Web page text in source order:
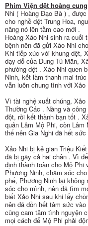
Phim Viện dệt hoàng cung
Nhi ( Hoàng Đạo Bà ) ,
cho nghề dệt Trung Hoa,
nâng nó lên tầm cao mới .
Hoàng Xảo Nhi sinh ra
bệnh nên đã gửi Xảo Nhi
Khi tiếp xúc với khung dệt,
dạy dỗ của Dung Tú Mãn,
phường dệt . Xảo Nhi quen
Ninh, kết làm thanh mai
vẫn luôn chung tình với Xảo
Vì tài nghệ xuất chúng,
Thường Các . Nàng và
đột, rồi kết thành bạn tốt .
quân Lâm Mộ Phi, còn
thế nên Gia Nghi đã hết
Xảo Nhi bị kẻ gian Triệu
đã bị gãy cả hai chân . Vì
định thành toàn cho Mộ Phi
Phương Ninh, chăm sóc
phế, Phương Ninh lại không
sóc cho mình, nên đã tìm
biết Xảo Nhi sau khi lấy
nên đã dồn hết tâm sức
cũng cam tâm tình nguyện
mọi cách để Mộ Phi phải